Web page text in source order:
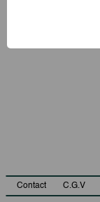
Contact C.G.V